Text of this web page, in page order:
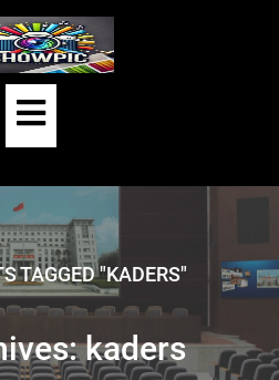
Open
Button
TAGGED "KADERS"
kaders